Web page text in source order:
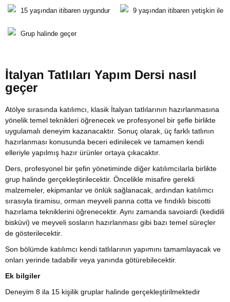
15 yaşından itibaren uygundur 9 yaşından itibaren yetişkin ile
Grup halinde geçer
İtalyan Tatlıları Yapım Dersi nasıl
geçer
Atölye sırasında katılımcı, klasik İtalyan tatlılarının hazırlanmasına
yönelik temel teknikleri öğrenecek ve profesyonel bir şefle birlikte
uygulamalı deneyim kazanacaktır. Sonuç olarak, üç farklı tatlının
hazırlanması konusunda beceri edinilecek ve tamamen kendi
elleriyle yapılmış hazır ürünler ortaya çıkacaktır.
Ders, profesyonel bir şefin yönetiminde diğer katılımcılarla birlikte
grup halinde gerçekleştirilecektir. Öncelikle misafire gerekli
malzemeler, ekipmanlar ve önlük sağlanacak, ardından katılımcı
sırasıyla tiramisu, orman meyveli panna cotta ve fındıklı biscotti
hazırlama tekniklerini öğrenecektir. Aynı zamanda savoiardi (kedidili
bisküvi) ve meyveli sosların hazırlanması gibi bazı temel süreçler
de gösterilecektir.
Son bölümde katılımcı kendi tatlılarının yapımını tamamlayacak ve
onları yerinde tadabilir veya yanında götürebilecektir.
Ek bilgiler
Deneyim 8 ila 15 kişilik gruplar halinde gerçekleştirilmektedir